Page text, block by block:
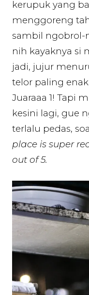
kerupuk yang
menggoreng
sambil ngobrol-
nih kayaknya si
jadi, jujur
telor paling
Juaraaa 1! Tapi
kesini lagi, gue
terlalu pedas,
place is super
out of 5.